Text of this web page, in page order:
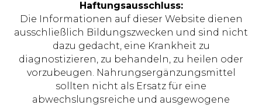
Haftungsausschluss:
Die Informationen auf dieser Website dienen
ausschließlich Bildungszwecken und sind nicht
dazu gedacht, eine Krankheit zu
diagnostizieren, zu behandeln, zu heilen oder
vorzubeugen. Nahrungsergänzungsmittel
sollten nicht als Ersatz für eine
abwechslungsreiche und ausgewogene